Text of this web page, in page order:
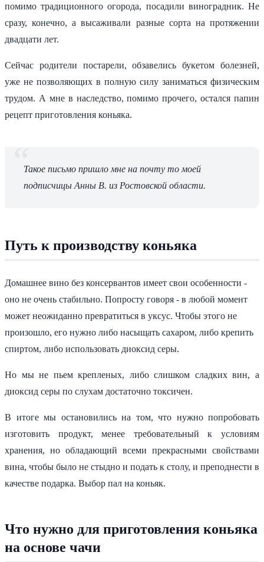
помимо традиционного огорода, посадили виноградник. Не
сразу, конечно, а высаживали разные сорта на протяжении
двадцати лет.
Сейчас родители постарели, обзавелись букетом болезней,
уже не позволяющих в полную силу заниматься физическим
трудом. А мне в наследство, помимо прочего, остался папин
рецепт приготовления коньяка.
Такое письмо пришло мне на почту то моей
подписчицы Анны В. из Ростовской области.
Путь к производству коньяка
Домашнее вино без консервантов имеет свои особенности -
оно не очень стабильно. Попросту говоря - в любой момент
может неожиданно превратиться в уксус. Чтобы этого не
произошло, его нужно либо насыщать сахаром, либо крепить
спиртом, либо использовать диоксид серы.
Но мы не пьем крепленых, либо слишком сладких вин, а
диоксид серы по слухам достаточно токсичен.
В итоге мы остановились на том, что нужно попробовать
изготовить продукт, менее требовательный к условиям
хранения, но обладающий всеми прекрасными свойствами
вина, чтобы было не стыдно и подать к столу, и преподнести в
качестве подарка. Выбор пал на коньяк.
Что нужно для приготовления коньяка
на основе чачи